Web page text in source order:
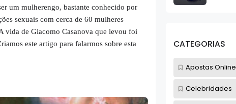
um mulherengo, bastante conhecido por
sexuais com cerca de 60 mulheres
vida de Giacomo Casanova que levou foi
este artigo para falarmos sobre esta
CATEGORIAS
Apostas Online
Celebridades